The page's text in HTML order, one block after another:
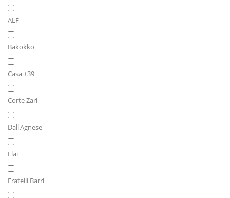
ALF
Bakokko
Casa +39
Corte Zari
Dall'Agnese
Flai
Fratelli Barri